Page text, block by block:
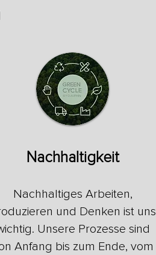
Nachhaltigkeit
Nachhaltiges Arbeiten,
und Denken ist uns
Unsere Prozesse sind
Anfang bis zum Ende, vom